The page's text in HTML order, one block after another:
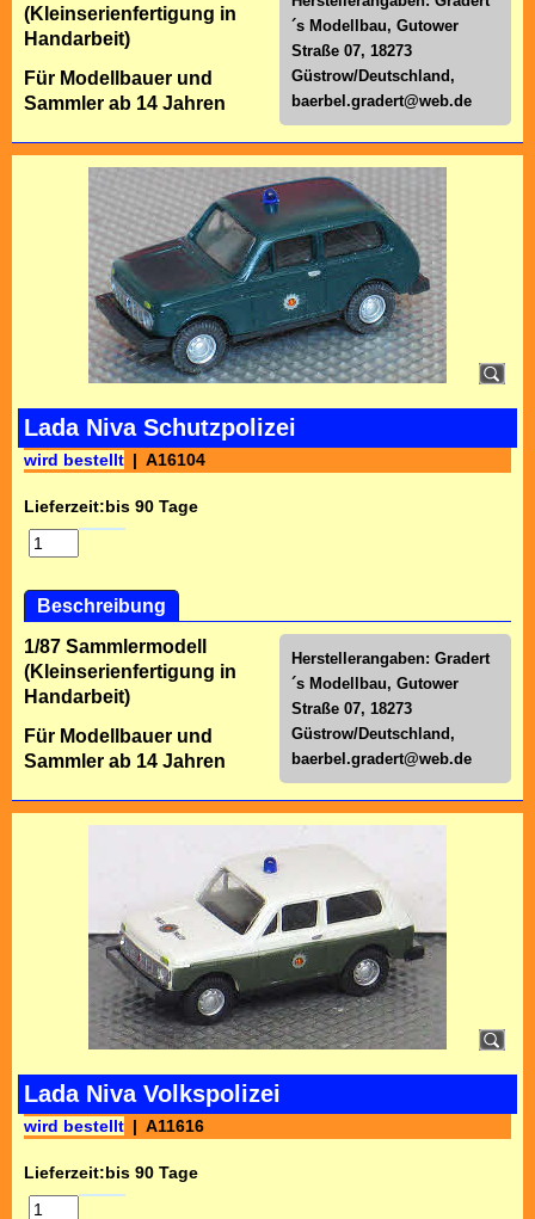
´s Modellbau, Gutower
Straße 07, 18273
Güstrow/Deutschland,
baerbel.gradert@web.de
(Kleinserienfertigung in
Handarbeit)
Für Modellbauer und
Sammler ab 14 Jahren
Lada Niva Schutzpolizei
wird bestellt A16104
Lieferzeit:bis 90 Tage
Beschreibung
Herstellerangaben: Gradert
´s Modellbau, Gutower
Straße 07, 18273
Güstrow/Deutschland,
baerbel.gradert@web.de
1/87 Sammlermodell
(Kleinserienfertigung in
Handarbeit)
Für Modellbauer und
Sammler ab 14 Jahren
Lada Niva Volkspolizei
wird bestellt A11616
Lieferzeit:bis 90 Tage